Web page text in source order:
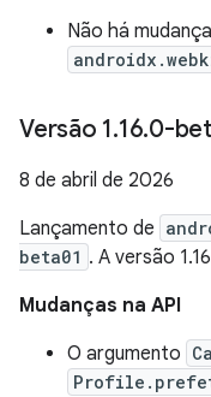
Não há
Versão 1.16.0-
8 de abril de 2026
Lançamento de
beta01 . A versão
Mudanças na API
O argumento